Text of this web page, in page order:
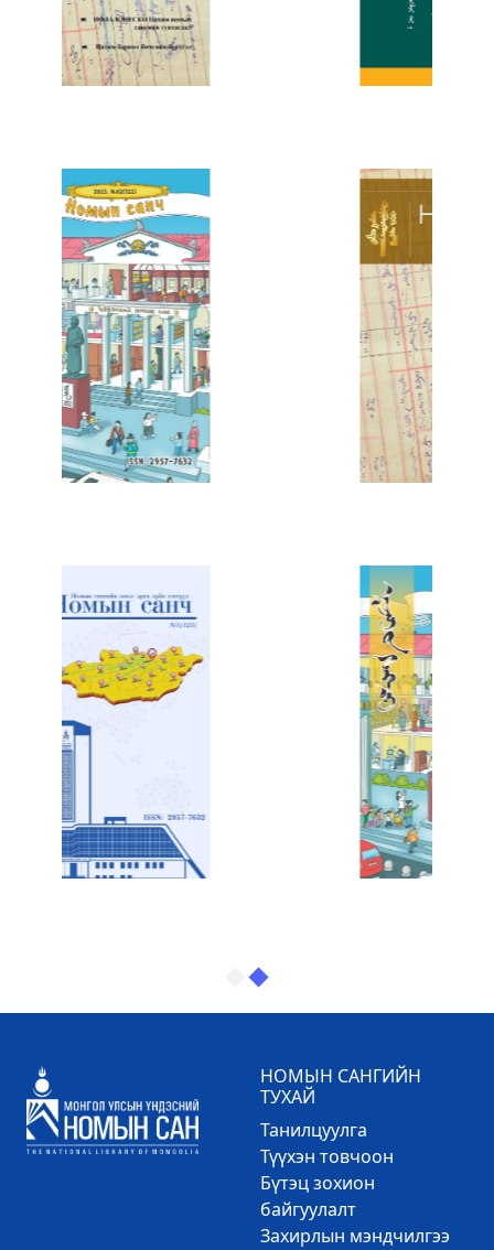
НОМЫН САНГИЙН
ТУХАЙ
Танилцуулга
Түүхэн товчоон
Бүтэц зохион
байгуулалт
Захирлын мэндчилгээ